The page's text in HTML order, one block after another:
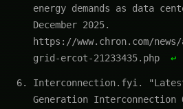
energy demands as data
December 2025.
https://www.chron.com/
grid-ercot-21233435.php
↩
Interconnection.fyi. "Latest
Generation Interconnection